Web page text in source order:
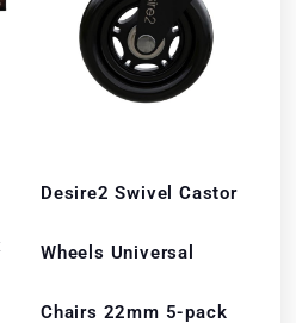
Desire2 Swivel Castor
Wheels Universal
Chairs 22mm 5-pack